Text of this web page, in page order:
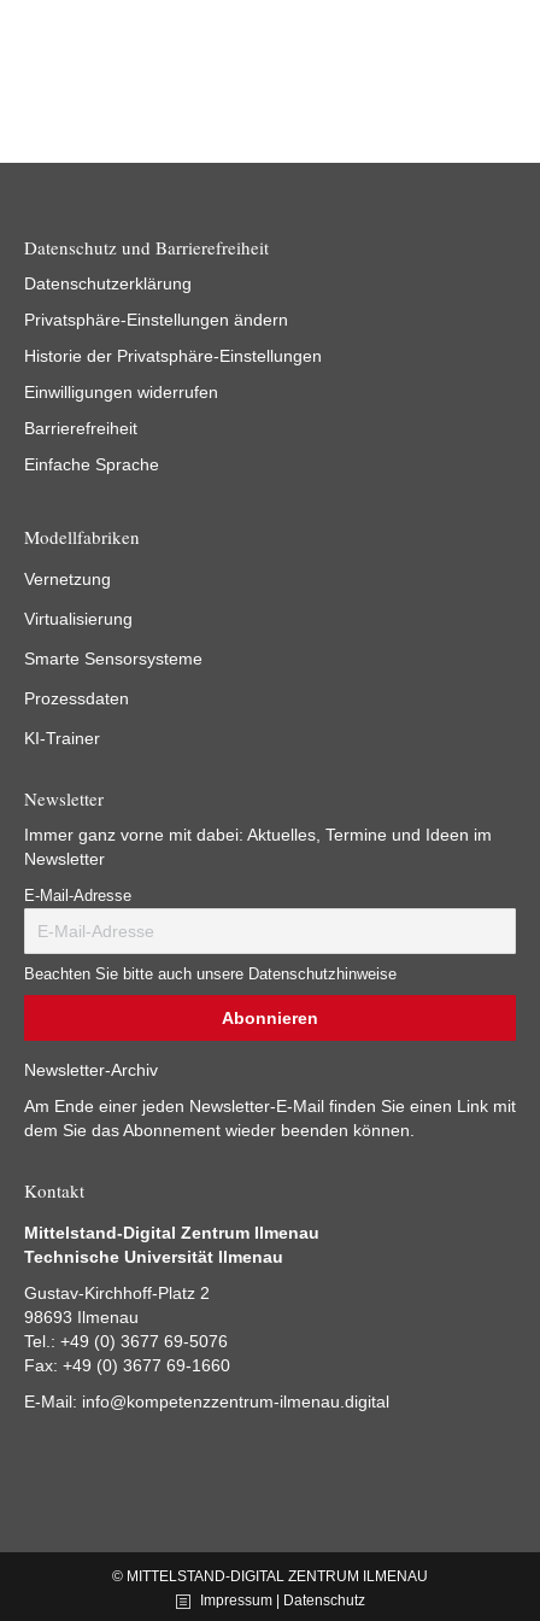
Datenschutz und Barrierefreiheit
Datenschutzerklärung
Privatsphäre-Einstellungen ändern
Historie der Privatsphäre-Einstellungen
Einwilligungen widerrufen
Barrierefreiheit
Einfache Sprache
Modellfabriken
Vernetzung
Virtualisierung
Smarte Sensorsysteme
Prozessdaten
KI-Trainer
Newsletter
Immer ganz vorne mit dabei: Aktuelles, Termine und Ideen im
Newsletter
E-Mail-Adresse
Beachten Sie bitte auch unsere Datenschutzhinweise
Newsletter-Archiv
Am Ende einer jeden Newsletter-E-Mail finden Sie einen Link mit
dem Sie das Abonnement wieder beenden können.
Kontakt
Mittelstand-Digital Zentrum Ilmenau
Technische Universität Ilmenau
Gustav-Kirchhoff-Platz 2
98693 Ilmenau
Tel.: +49 (0) 3677 69-5076
Fax: +49 (0) 3677 69-1660
E-Mail: info@kompetenzzentrum-ilmenau.digital
© MITTELSTAND-DIGITAL ZENTRUM ILMENAU
Impressum | Datenschutz